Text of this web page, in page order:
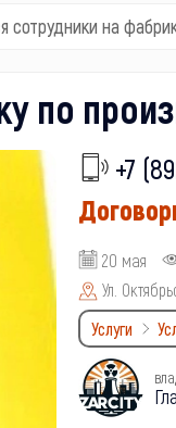
сотрудники на
по
+7
20 мая
Ул.
Услуги